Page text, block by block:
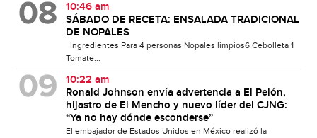
10:46 am
SÁBADO DE RECETA: ENSALADA TRADICIONAL
DE NOPALES
Ingredientes Para 4 personas Nopales limpios6 Cebolleta 1
Tomate...
10:22 am
Ronald Johnson envía advertencia a El Pelón,
hijastro de El Mencho y nuevo líder del CJNG:
“Ya no hay dónde esconderse”
El embajador de Estados Unidos en México realizó la